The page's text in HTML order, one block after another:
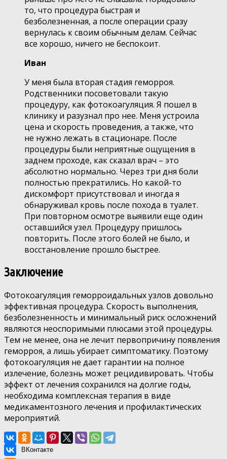
то, что процедура быстрая и
безболезненная, а после операции сразу
вернулась к своим обычным делам. Сейчас
все хорошо, ничего не беспокоит.
Иван
У меня была вторая стадия геморроя.
Родственники посоветовали такую
процедуру, как фотокоагуляция. Я пошел в
клинику и разузнал про нее. Меня устроила
цена и скорость проведения, а также, что
не нужно лежать в стационаре. После
процедуры были неприятные ощущения в
заднем проходе, как сказал врач – это
абсолютно нормально. Через три дня боли
полностью прекратились. Но какой-то
дискомфорт присутствовал и иногда я
обнаруживал кровь после похода в туалет.
При повторном осмотре выявили еще один
оставшийся узел. Процедуру пришлось
повторить. После этого болей не было, и
восстановление прошло быстрее.
Заключение
Фотокоагуляция геморроидальных узлов довольно
эффективная процедура. Скорость выполнения,
безболезненность и минимальный риск осложнений
являются неоспоримыми плюсами этой процедуры.
Тем не менее, она не лечит первопричину появления
геморроя, а лишь убирает симптоматику. Поэтому
фотокоагуляция не дает гарантии на полное
излечение, болезнь может рецидивировать. Чтобы
эффект от лечения сохранился на долгие годы,
необходима комплексная терапия в виде
медикаментозного лечения и профилактических
мероприятий.
ВКонтакте